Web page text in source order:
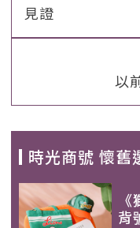
見證
以
時光商號 懷舊
背